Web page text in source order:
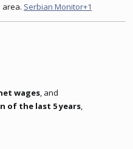
area. Serbian Monitor+1
wages, and
of the last 5 years,